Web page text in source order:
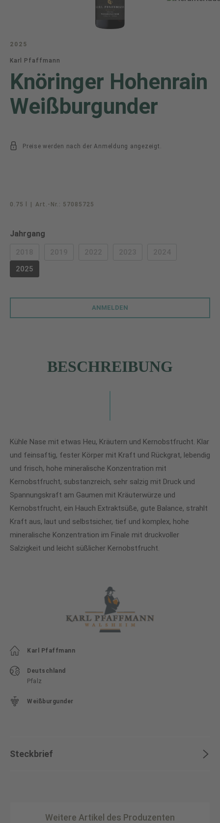
2025
Karl Pfaffmann
Knöringer Hohenrain
Weißburgunder
Preise werden nach der Anmeldung angezeigt.
0.75 l Art.-Nr.: 57085725
Jahrgang
2025
ANMELDEN
BESCHREIBUNG
Kühle Nase mit etwas Heu, Kräutern und Kernobstfrucht. Klar
und feinsaftig, fester Körper mit Kraft und Rückgrat, lebendig
und frisch, hohe mineralische Konzentration mit
Kernobstfrucht, substanzreich, sehr salzig mit Druck und
Spannungskraft am Gaumen mit Kräuterwürze und
Kernobstfrucht, ein Hauch Extraktsüße, gute Balance, strahlt
Kraft aus, laut und selbstsicher, tief und komplex, hohe
mineralische Konzentration im Finale mit druckvoller
Salzigkeit und leicht süßlicher Kernobstfrucht.
Karl Pfaffmann
Deutschland
Pfalz
Weißburgunder
Steckbrief
Weitere Artikel des Produzenten